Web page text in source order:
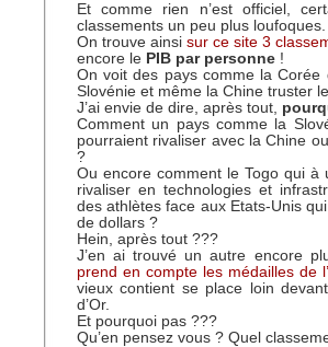
Et comme rien n’est officiel,
classements un peu plus loufoques.
On trouve ainsi sur ce site 3
encore le PIB par personne !
On voit des pays comme la
Slovénie et même la Chine truster
J’ai envie de dire, après tout,
Comment un pays comme la
pourraient rivaliser avec la Chine
?
Ou encore comment le Togo qui à
rivaliser en technologies et
des athlètes face aux Etats-Unis
de dollars ?
Hein, après tout ???
J’en ai trouvé un autre encore
prend en compte les médailles de
vieux contient se place loin
d’Or.
Et pourquoi pas ???
Qu’en pensez vous ? Quel